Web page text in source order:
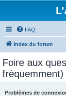
FAQ
Index du forum
Foire aux
fréquemment)
Problèmes de